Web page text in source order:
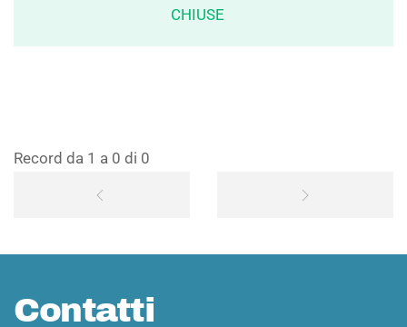
CHIUSE
Record da 1 a 0 di 0
Contatti